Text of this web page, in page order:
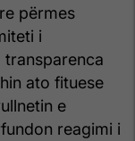
përmes
i
ato fituese
e
reagimi i